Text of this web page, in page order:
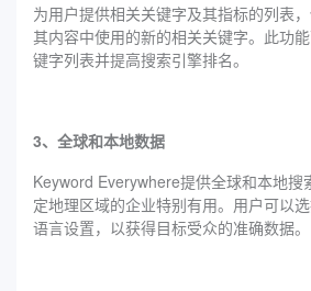
为用户提供相关关键字及其指标的列表
其内容中使用的新的相关关键字。此功
键字列表并提高搜索引擎排名。
3、全球和本地数据
Keyword Everywhere提供全球和本地搜
定地理区域的企业特别有用。用户可以
语言设置，以获得目标受众的准确数据。